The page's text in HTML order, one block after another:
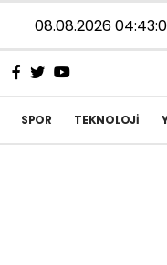
08.08.2026
SPOR TEKNOLOJI